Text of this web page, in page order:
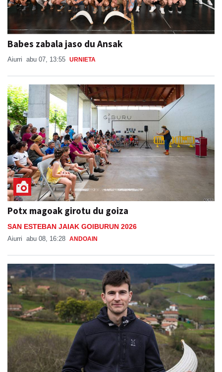
Babes zabala jaso du Ansak
Aiurri abu 07, 13:55 URNIETA
Potx magoak girotu du goiza
SAN ESTEBAN JAIAK GOIBURUN 2026
Aiurri abu 08, 16:28 ANDOAIN